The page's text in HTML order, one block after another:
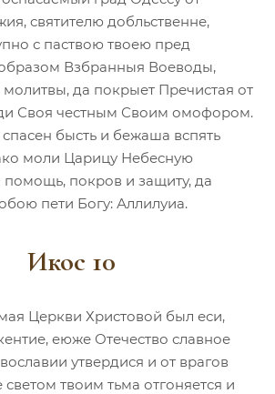
святителю добльственне,
с паствою твоею пред
Взбранныя Воеводы,
молитвы, да покрыет Пречистая от
Своя честным Своим омофором.
бысть и бежаша вспять
моли Царицу Небесную
покров и защиту, да
пети Богу: Аллилуиа.
Икос 10
Церкви Христовой был еси,
еюже Отечество славное
утвердися и от врагов
твоим тьма отгоняется и